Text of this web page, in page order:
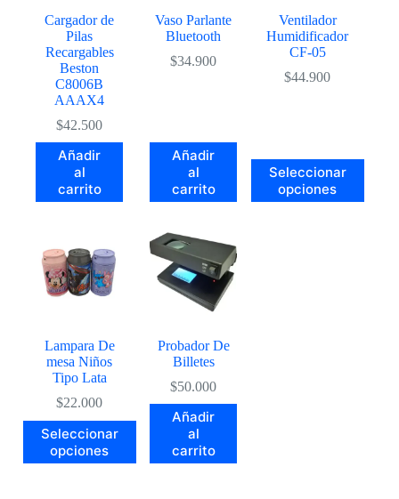
Cargador de
Pilas
Recargables
Beston
C8006B
AAAX4
$42.500
Añadir
al
carrito
Vaso Parlante
Bluetooth
$34.900
Añadir
al
carrito
Ventilador
Humidificador
CF-05
$44.900
Seleccionar
opciones
Este
producto
tiene
Lampara De
mesa Niños
Tipo Lata
$22.000
Seleccionar
opciones
Este
producto
tiene
Probador De
Billetes
$50.000
Añadir
al
carrito